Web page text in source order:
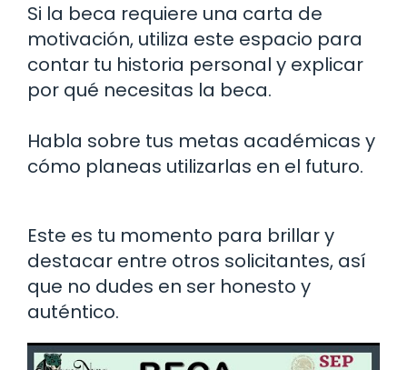
Si la beca requiere una carta de
motivación, utiliza este espacio para
contar tu historia personal y explicar
por qué necesitas la beca.
Habla sobre tus metas académicas y
cómo planeas utilizarlas en el futuro.
Este es tu momento para brillar y
destacar entre otros solicitantes, así
que no dudes en ser honesto y
auténtico.